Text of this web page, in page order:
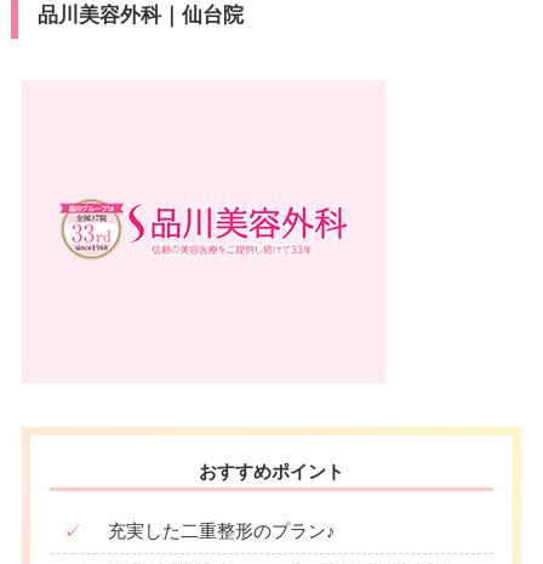
品川美容外科｜仙台院
おすすめポイント
✓ 充実した二重整形のプラン♪